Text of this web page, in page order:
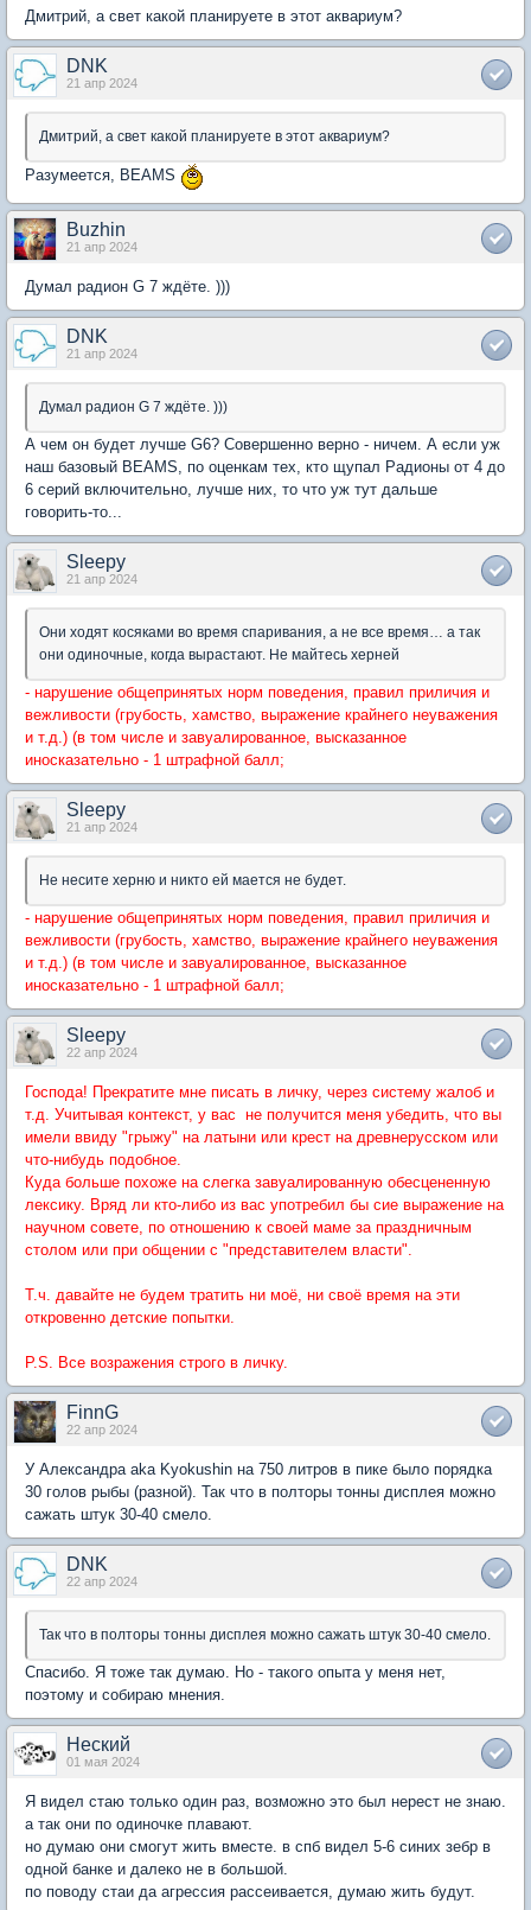
Дмитрий, а свет какой планируете в этот аквариум?
DNK
21 апр 2024
Дмитрий, а свет какой планируете в этот аквариум?
Разумеется, BEAMS
Buzhin
21 апр 2024
Думал радион G 7 ждёте. )))
DNK
21 апр 2024
Думал радион G 7 ждёте. )))
А чем он будет лучше G6? Совершенно верно - ничем. А если уж
наш базовый BEAMS, по оценкам тех, кто щупал Радионы от 4 до
6 серий включительно, лучше них, то что уж тут дальше
говорить-то...
Sleepy
21 апр 2024
Они ходят косяками во время спаривания, а не все время… а так
они одиночные, когда вырастают. Не майтесь херней
- нарушение общепринятых норм поведения, правил приличия и
вежливости (грубость, хамство, выражение крайнего неуважения
и т.д.) (в том числе и завуалированное, высказанное
иносказательно - 1 штрафной балл;
Sleepy
21 апр 2024
Не несите херню и никто ей мается не будет.
- нарушение общепринятых норм поведения, правил приличия и
вежливости (грубость, хамство, выражение крайнего неуважения
и т.д.) (в том числе и завуалированное, высказанное
иносказательно - 1 штрафной балл;
Sleepy
22 апр 2024
Господа! Прекратите мне писать в личку, через систему жалоб и
т.д. Учитывая контекст, у вас не получится меня убедить, что вы
имели ввиду "грыжу" на латыни или крест на древнерусском или
что-нибудь подобное.
Куда больше похоже на слегка завуалированную обесцененную
лексику. Вряд ли кто-либо из вас употребил бы сие выражение на
научном совете, по отношению к своей маме за праздничным
столом или при общении с "представителем власти".
Т.ч. давайте не будем тратить ни моё, ни своё время на эти
откровенно детские попытки.
P.S. Все возражения строго в личку.
FinnG
22 апр 2024
У Александра aka Kyokushin на 750 литров в пике было порядка
30 голов рыбы (разной). Так что в полторы тонны дисплея можно
сажать штук 30-40 смело.
DNK
22 апр 2024
Так что в полторы тонны дисплея можно сажать штук 30-40 смело.
Спасибо. Я тоже так думаю. Но - такого опыта у меня нет,
поэтому и собираю мнения.
Неский
01 мая 2024
Я видел стаю только один раз, возможно это был нерест не знаю.
а так они по одиночке плавают.
но думаю они смогут жить вместе. в спб видел 5-6 синих зебр в
одной банке и далеко не в большой.
по поводу стаи да агрессия рассеивается, думаю жить будут.